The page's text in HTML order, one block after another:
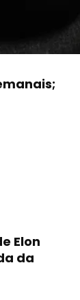
Elon
da